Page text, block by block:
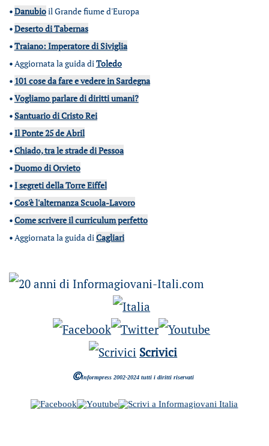
•Danubioil Grande fiume d'Europa
•Deserto di Tabernas
•Traiano: Imperatore di Siviglia
•Aggiornata la guida diToledo
• 101 cose da fare e vedere in Sardegna
•Vogliamo parlare di diritti umani?
•Santuario di Cristo Rei
•Il Ponte 25 de Abril
•Chiado, tra le strade di Pessoa
•Duomo di Orvieto
•I segreti della Torre Eiffel
•Cos'è l'alternanza Scuola-Lavoro
•Come scrivere il curriculum perfetto
•Aggiornata la guida diCagliari
Scrivici
©Informpress 2002-2024 tutti i diritti riservati